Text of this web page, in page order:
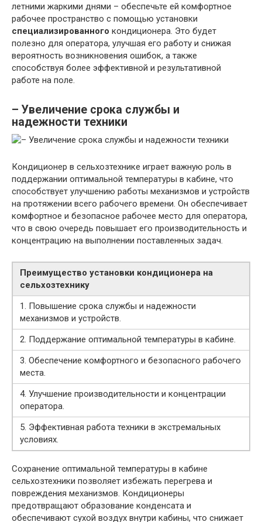
летними жаркими днями – обеспечьте ей комфортное
рабочее пространство с помощью установки
специализированного кондиционера. Это будет
полезно для оператора, улучшая его работу и снижая
вероятность возникновения ошибок, а также
способствуя более эффективной и результативной
работе на поле.
– Увеличение срока службы и
надежности техники
Кондиционер в сельхозтехнике играет важную роль в
поддержании оптимальной температуры в кабине, что
способствует улучшению работы механизмов и устройств
на протяжении всего рабочего времени. Он обеспечивает
комфортное и безопасное рабочее место для оператора,
что в свою очередь повышает его производительность и
концентрацию на выполнении поставленных задач.
Преимущество установки кондиционера на
сельхозтехнику
1. Повышение срока службы и надежности
механизмов и устройств.
2. Поддержание оптимальной температуры в кабине.
3. Обеспечение комфортного и безопасного рабочего
места.
4. Улучшение производительности и концентрации
оператора.
5. Эффективная работа техники в экстремальных
условиях.
Сохранение оптимальной температуры в кабине
сельхозтехники позволяет избежать перегрева и
повреждения механизмов. Кондиционеры
предотвращают образование конденсата и
обеспечивают сухой воздух внутри кабины, что снижает